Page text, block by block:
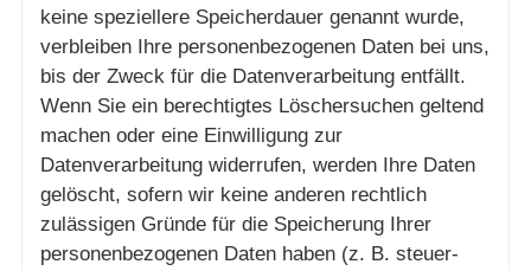
keine speziellere Speicherdauer genannt wurde,
verbleiben Ihre personenbezogenen Daten bei uns,
bis der Zweck für die Datenverarbeitung entfällt.
Wenn Sie ein berechtigtes Löschersuchen geltend
machen oder eine Einwilligung zur
Datenverarbeitung widerrufen, werden Ihre Daten
gelöscht, sofern wir keine anderen rechtlich
zulässigen Gründe für die Speicherung Ihrer
personenbezogenen Daten haben (z. B. steuer-